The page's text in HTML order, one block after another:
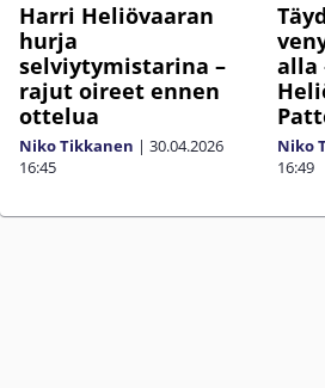
Harri Heliövaaran
hurja
selviytymistarina –
rajut oireet ennen
ottelua
Niko Tikkanen | 30.04.2026
16:45
alla
Niko
16:49